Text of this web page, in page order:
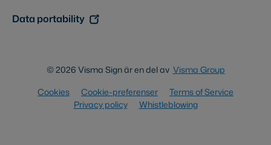
Data portability
© 2026 Visma Sign är en del av Visma Group
Cookies
Cookie-preferenser
Terms of Service
Privacy policy
Whistleblowing